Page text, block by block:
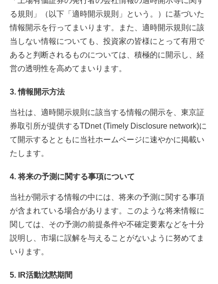
る規則」（以下「適時開示規則」という。）に基づいた
情報開示を行ってまいります。また、適時開示規則に該
当しない情報についても、投資家の皆様にとって有用で
あると判断されるものについては、積極的に開示し、経
営の透明性を高めてまいります。
3. 情報開示方法
当社は、適時開示規則に該当する情報の開示を、東京証
券取引所が提供するTDnet (Timely Disclosure network)に
て開示するとともに当社ホームページに速やかに掲載い
たします。
4. 将来の予測に関する事項について
当社が開示する情報の中には、将来の予測に関する事項
が含まれている場合があります。このような将来情報に
関しては、その予測の前提条件や不確定要素などを十分
説明し、市場に誤解を与えることがないように努めてま
いります。
5. IR活動沈黙期間